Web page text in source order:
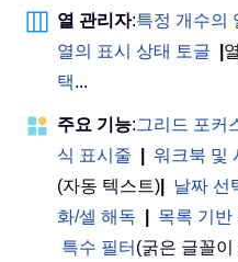
열 관리자:특정 개수의
열의 표시 상태 토글
택...
주요 기능:그리드 포커
식 표시줄
워크북 및
(자동 텍스트)
날짜 선
화/셀 해독
목록 기반
특수 필터 (굵은 글꼴이